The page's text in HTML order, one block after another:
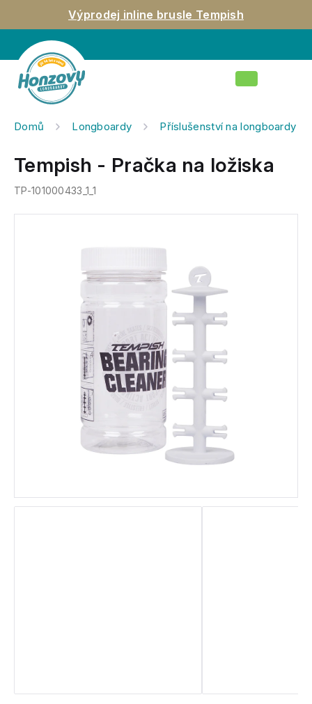
obsah
Výprodej inline brusle Tempish
Nákupní
Domů Longboardy Příslušenství na longboardy
Tempish - Pračka na ložiska
TP-101000433_1_1